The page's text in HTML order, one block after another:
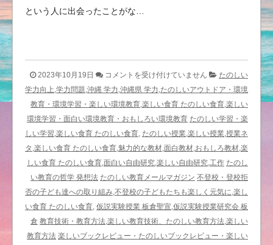
という人に出会ったことがな…
2023年10月19日
楽
し
い
国
語
ほ
か
〈た
の
し
い
教
コメントを受け付けていません
たのしい
学力向上,学力問題,沖縄 学力,沖縄県 学力,たのしいアウトドア・環境
教育・環境学習・楽しい環境教育,楽しい食育 たのしい食育,楽しい
環境学習・面白い環境教育・おもしろい環境教育 たのしい学習・楽
しい学習,楽しい食育 たのしい食育, たのしい授業,楽しい授業,授業ネ
タ,楽しい食育 たのしい食育,魅力的な教材,面白教材,おもしろ教材,楽
しい食育 たのしい食育,面白い自由研究,楽しい自由研究,工作 たのし
い教育の哲学 発想法 たのしい教育メールマガジン 不登校・登校拒
否の子ども達への取り組み,不登校の子どもたちも楽しく元気に,楽し
い食育 たのしい食育, 仮説実験授業 板倉聖宣,仮説実験授業研究会 板
倉 教育技術・教育方法,楽しい教育技術、たのしい教育方法,楽しい
教育方法 楽しいブックレビュー・たのしいブックレビュー・楽しい